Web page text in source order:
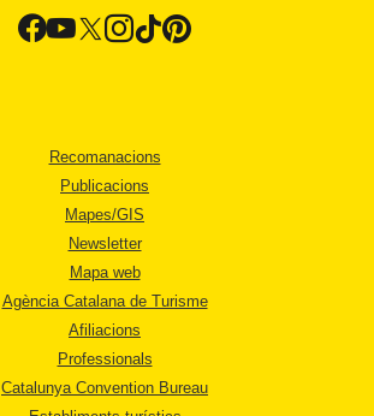
Recomanacions
Publicacions
Mapes/GIS
Newsletter
Mapa web
Agència Catalana de Turisme
Afiliacions
Professionals
Catalunya Convention Bureau